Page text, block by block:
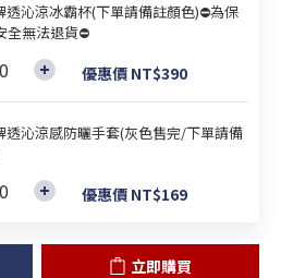
透沁涼冰霸杯(下單請備註顏色)⛔為保
全無法退貨⛔
優惠價 NT$390
透沁涼感防曬手套(灰色售完/下單請備
優惠價 NT$169
立即購買